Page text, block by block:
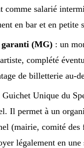
comme salarié
en bar et en petite
(MG) : un
complété
de billetterie au-
Guichet Unique du
Il permet à un
(mairie, comité des
légalement en une